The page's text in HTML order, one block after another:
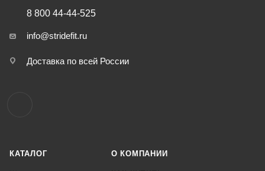
КАТАЛОГ О КОМПАНИИ
8 800 44-44-525
info@stridefit.ru
Доставка по всей России